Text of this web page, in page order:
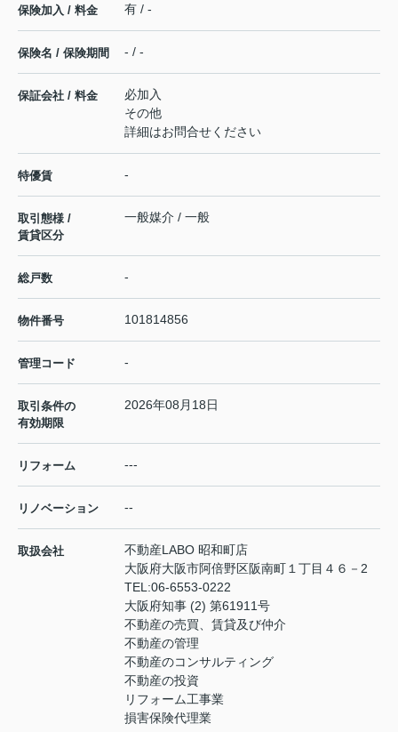
保険加入 / 料金 有 / -
保険名 / 保険期間 - / -
保証会社 / 料金
必加入
その他
詳細はお問合せください
特優賃 -
取引態様 /
賃貸区分
一般媒介 / 一般
総戸数 -
物件番号 101814856
管理コード -
取引条件の
有効期限
2026年08月18日
リフォーム ---
リノベーション --
取扱会社
不動産LABO 昭和町店
大阪府大阪市阿倍野区阪南町１丁目４６－2
TEL:06-6553-0222
大阪府知事 (2) 第61911号
不動産の売買、賃貸及び仲介
不動産の管理
不動産のコンサルティング
不動産の投資
リフォーム工事業
損害保険代理業